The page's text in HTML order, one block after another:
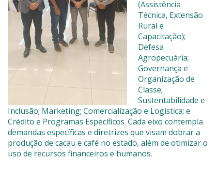
(Assistência
Técnica, Extensão
Rural e
Capacitação);
Defesa
Agropecuária;
Governança e
Organização de
Classe;
Sustentabilidade e
Inclusão; Marketing; Comercialização e Logística; e
Crédito e Programas Específicos. Cada eixo contempla
demandas específicas e diretrizes que visam dobrar a
produção de cacau e café no estado, além de otimizar o
uso de recursos financeiros e humanos.